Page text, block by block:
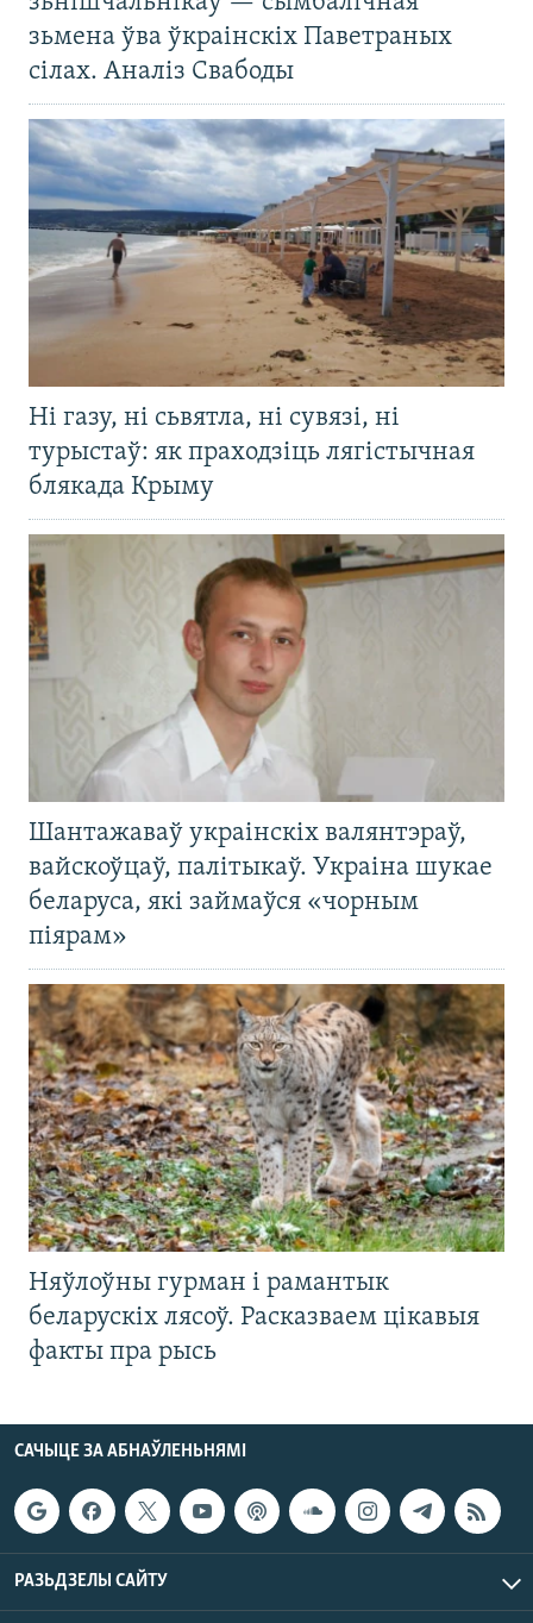
зьмена ўва ўкраінскіх Паветраных
сілах. Аналіз Свабоды
Ні газу, ні сьвятла, ні сувязі, ні
турыстаў: як праходзіць лягістычная
блякада Крыму
Шантажаваў украінскіх валянтэраў,
вайскоўцаў, палітыкаў. Украіна шукае
беларуса, які займаўся «чорным
піярам»
Няўлоўны гурман і рамантык
беларускіх лясоў. Расказваем цікавыя
факты пра рысь
САЧЫЦЕ ЗА АБНАЎЛЕНЬНЯМІ
РАЗЬДЗЕЛЫ САЙТУ